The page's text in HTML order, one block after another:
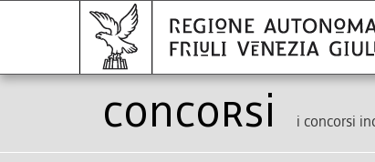
Concorsi i concorsi